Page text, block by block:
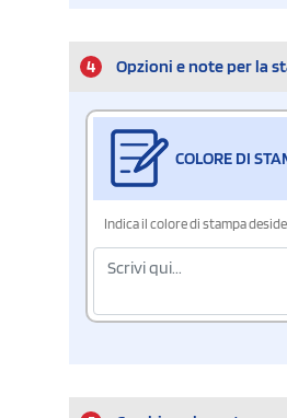
4 Opzioni e note per la
COLORE DI
Indica il colore di stampa